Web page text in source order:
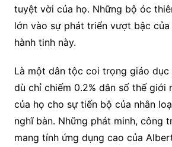
tuyệt vời của họ. Những bộ óc
lớn vào sự phát triển vượt bậc
hành tinh này.
Là một dân tộc coi trọng giáo
dù chỉ chiếm 0.2% dân số thế giới
của họ cho sự tiến bộ của nhân
nghĩ bàn. Những phát minh, công
mang tính ứng dụng cao của